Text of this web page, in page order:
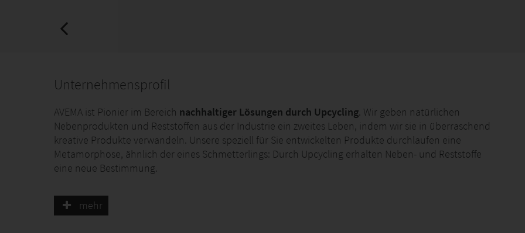
Unternehmensprofil
AVEMA ist Pionier im Bereich nachhaltiger Lösungen durch Upcycling. Wir geben natürlichen
Nebenprodukten und Reststoffen aus der Industrie ein zweites Leben, indem wir sie in überraschend
kreative Produkte verwandeln. Unsere speziell für Sie entwickelten Produkte durchlaufen eine
Metamorphose, ähnlich der eines Schmetterlings: Durch Upcycling erhalten Neben- und Reststoffe
eine neue Bestimmung.
Warum AVEMA?
Wir bieten einen klaren Mehrwert durch innovative, nachhaltige Lösungen. Bei unseren patentierten
mehr